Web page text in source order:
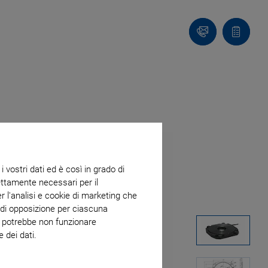
vostri dati ed è così in grado di
necessari per il
l'analisi e cookie di marketing che
opposizione per ciascuna
non funzionare
dei dati.
ContattoCarrello